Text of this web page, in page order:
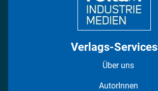
Verlags-Services
Über uns
AutorInnen